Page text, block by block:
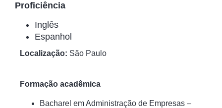
Proficiência
Inglês
Espanhol
Localização: São Paulo
Formação acadêmica
Bacharel em Administração de Empresas –